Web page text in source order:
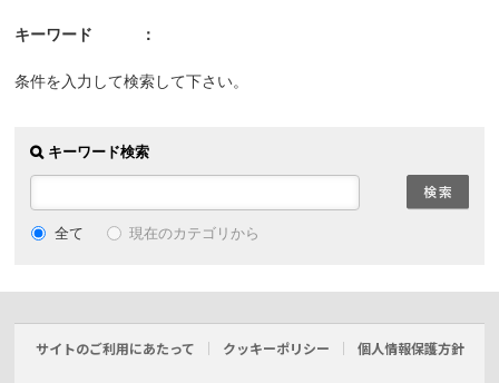
キーワード
条件を入力して検索して下さい。
キーワード検索
全て 現在のカテゴリから
サイトのご利用にあたって クッキーポリシー 個人情報保護方針